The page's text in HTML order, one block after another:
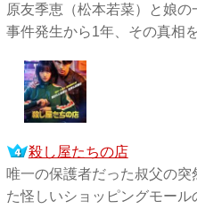
原友季恵（松本若菜）と娘の
事件発生から1年、その真相
殺し屋たちの店
唯一の保護者だった叔父の
た怪しいショッピングモー